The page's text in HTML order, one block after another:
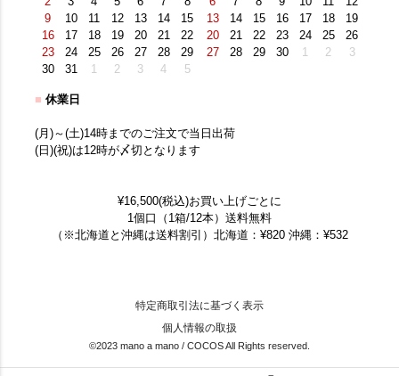
9
10 11 12 13 14
15
16
17 18 19 20 21
22
23
24 25 26 27 28
29
30
31 1 2 3 4 5
13
14 15 16 17 18
19
20
21 22 23 24 25
26
27
28 29 30 1 2 3
■ 休業日
(月)～(土)14時までのご注文で当日出荷
(日)(祝)は12時が〆切となります
¥16,500(税込)お買い上げごとに
1個口（1箱/12本）送料無料
（※北海道と沖縄は送料割引）北海道：¥820 沖縄：¥532
特定商取引法に基づく表示
個人情報の取扱
©2023 mano a mano / COCOS All Rights reserved.